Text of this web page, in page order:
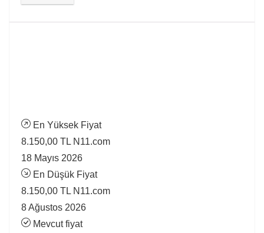
En Yüksek Fiyat
8.150,00 TL N11.com
18 Mayıs 2026
En Düşük Fiyat
8.150,00 TL N11.com
8 Ağustos 2026
Mevcut fiyat